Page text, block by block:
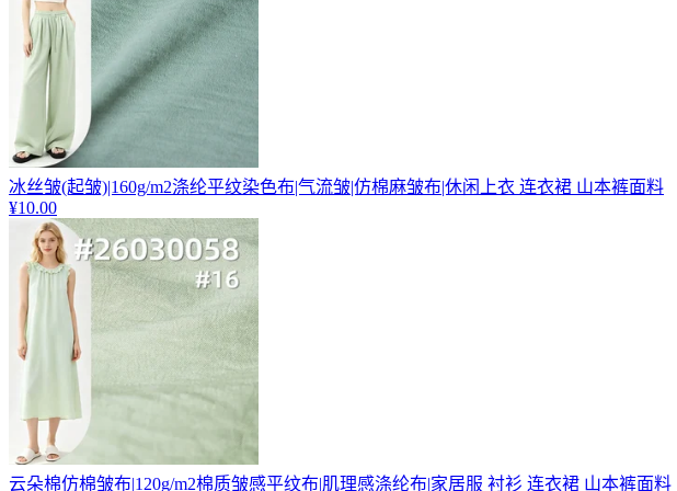
冰丝皱(起皱)|160g/m2涤纶平纹染色布|气流皱|仿棉麻皱布|休闲上衣 连衣裙 山本裤面料
¥10.00
云朵棉仿棉皱布|120g/m2棉质皱感平纹布|肌理感涤纶布|家居服 衬衫 连衣裙 山本裤面料